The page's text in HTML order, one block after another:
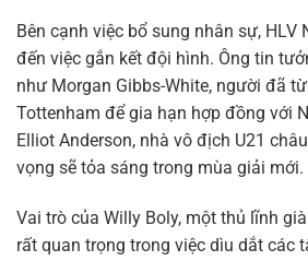
Bên cạnh việc bổ sung nhân sự, HLV
đến việc gắn kết đội hình. Ông tin
như Morgan Gibbs-White, người đã
Tottenham để gia hạn hợp đồng với
Elliot Anderson, nhà vô địch U21
vọng sẽ tỏa sáng trong mùa giải mới.
Vai trò của Willy Boly, một thủ lĩnh
rất quan trọng trong việc dìu dắt các